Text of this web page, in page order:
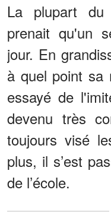
La plupart du
prenait qu'un
jour. En
à quel point sa
essayé de
devenu très
toujours visé
plus, il s’est
de l’école.